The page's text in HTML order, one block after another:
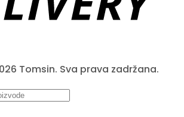
Tomsin. Sva prava zadržana.